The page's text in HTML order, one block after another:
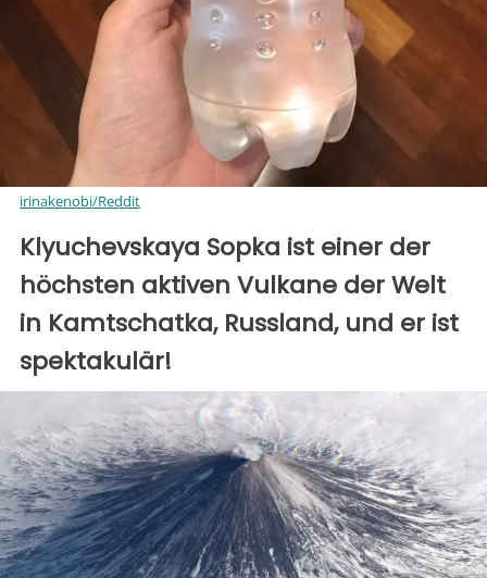
irinakenobi/Reddit
Klyuchevskaya Sopka ist einer der
höchsten aktiven Vulkane der Welt
in Kamtschatka, Russland, und er ist
spektakulär!